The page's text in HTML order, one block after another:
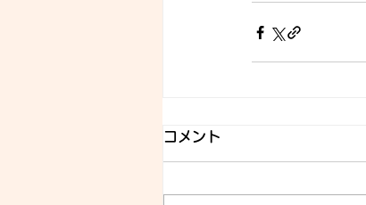
コメント